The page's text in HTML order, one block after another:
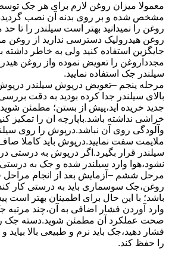
معمولا میزان روغن لازم برای هر جک
مشخص شده و بر روی بدنه آن نصب
روغن را نمیدانید بهتر است سیلندر را تا حد
جایگزین استفاده کنید ولی به خاطر
مجدداروغن را تعویض نموده واز روغن
سیلندر جک استفاده نمایید.
مرحله پنجم –تعویض درپوش سیلندر درپوش
بالای سیلندر جدا کرده بودید به دقت
جدید خریده اید،پیش از بستن؛ مطمئن
خراشی نداشته باشد.باپارچه ان را تمکیز
وآلودگی روی آن نباشد.درپوش را روی
ملایمت سفت نمایید.درپوش باید کاملا
سیلندر قرار بگیرد.اگر درپوش به درستی
نشود،هوا وارد سیلندر شده و جک به درستی
مرحل ششم –آزمایش بعد از انجام مراحل
روغن،جک سوسماری باید به درستی کار
باشد؛ با این حال برای اطمینان بهتر است
وارد آوردن فشار اضافی به آن،چند مرتبه
صحت عملکرد آن مطمئن شوید.دسته جک را
فشار دهید،جک باید نرم و طبیعی بالا بیاید
را حفظ کند.